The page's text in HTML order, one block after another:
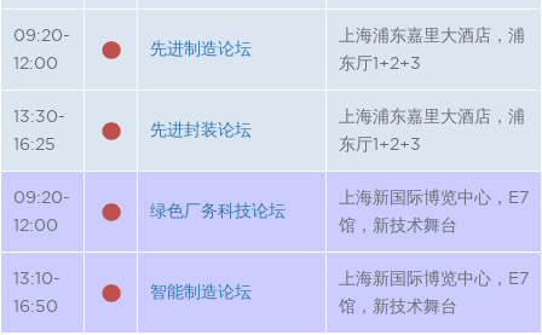
09:20-
12:00
先进制造论坛
上海浦东嘉里大酒店，浦
东厅1+2+3
13:30-
16:25
先进封装论坛
上海浦东嘉里大酒店，浦
东厅1+2+3
09:20-
12:00
绿色厂务科技论坛
上海新国际博览中心，E7
馆，新技术舞台
13:10-
16:50
智能制造论坛
上海新国际博览中心，E7
馆，新技术舞台